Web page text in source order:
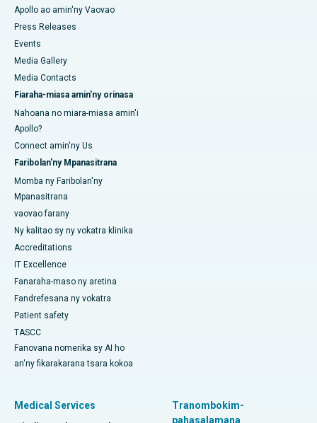
Apollo ao amin'ny Vaovao
Press Releases
Events
Media Gallery
Media Contacts
Fiaraha-miasa amin'ny orinasa
Nahoana no miara-miasa amin'i
Apollo?
Connect amin'ny Us
Faribolan'ny Mpanasitrana
Momba ny Faribolan'ny
Mpanasitrana
vaovao farany
Ny kalitao sy ny vokatra klinika
Accreditations
IT Excellence
Fanaraha-maso ny aretina
Fandrefesana ny vokatra
Patient safety
TASCC
Fanovana nomerika sy AI ho
an'ny fikarakarana tsara kokoa
Medical Services
Tranombokim-
pahasalamana